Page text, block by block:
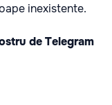
inexistente.
de Telegram